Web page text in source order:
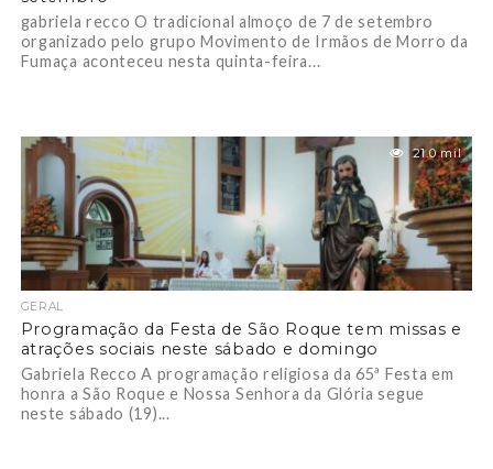
gabriela recco O tradicional almoço de 7 de setembro
organizado pelo grupo Movimento de Irmãos de Morro da
Fumaça aconteceu nesta quinta-feira...
21.0 mil
GERAL
Programação da Festa de São Roque tem missas e
atrações sociais neste sábado e domingo
Gabriela Recco A programação religiosa da 65ª Festa em
honra a São Roque e Nossa Senhora da Glória segue
neste sábado (19)...